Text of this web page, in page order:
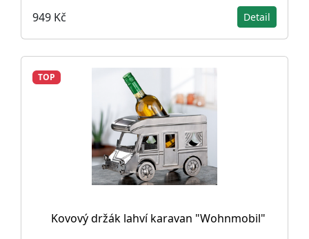
949 Kč Detail
TOP
Kovový držák lahví karavan "Wohnmobil"